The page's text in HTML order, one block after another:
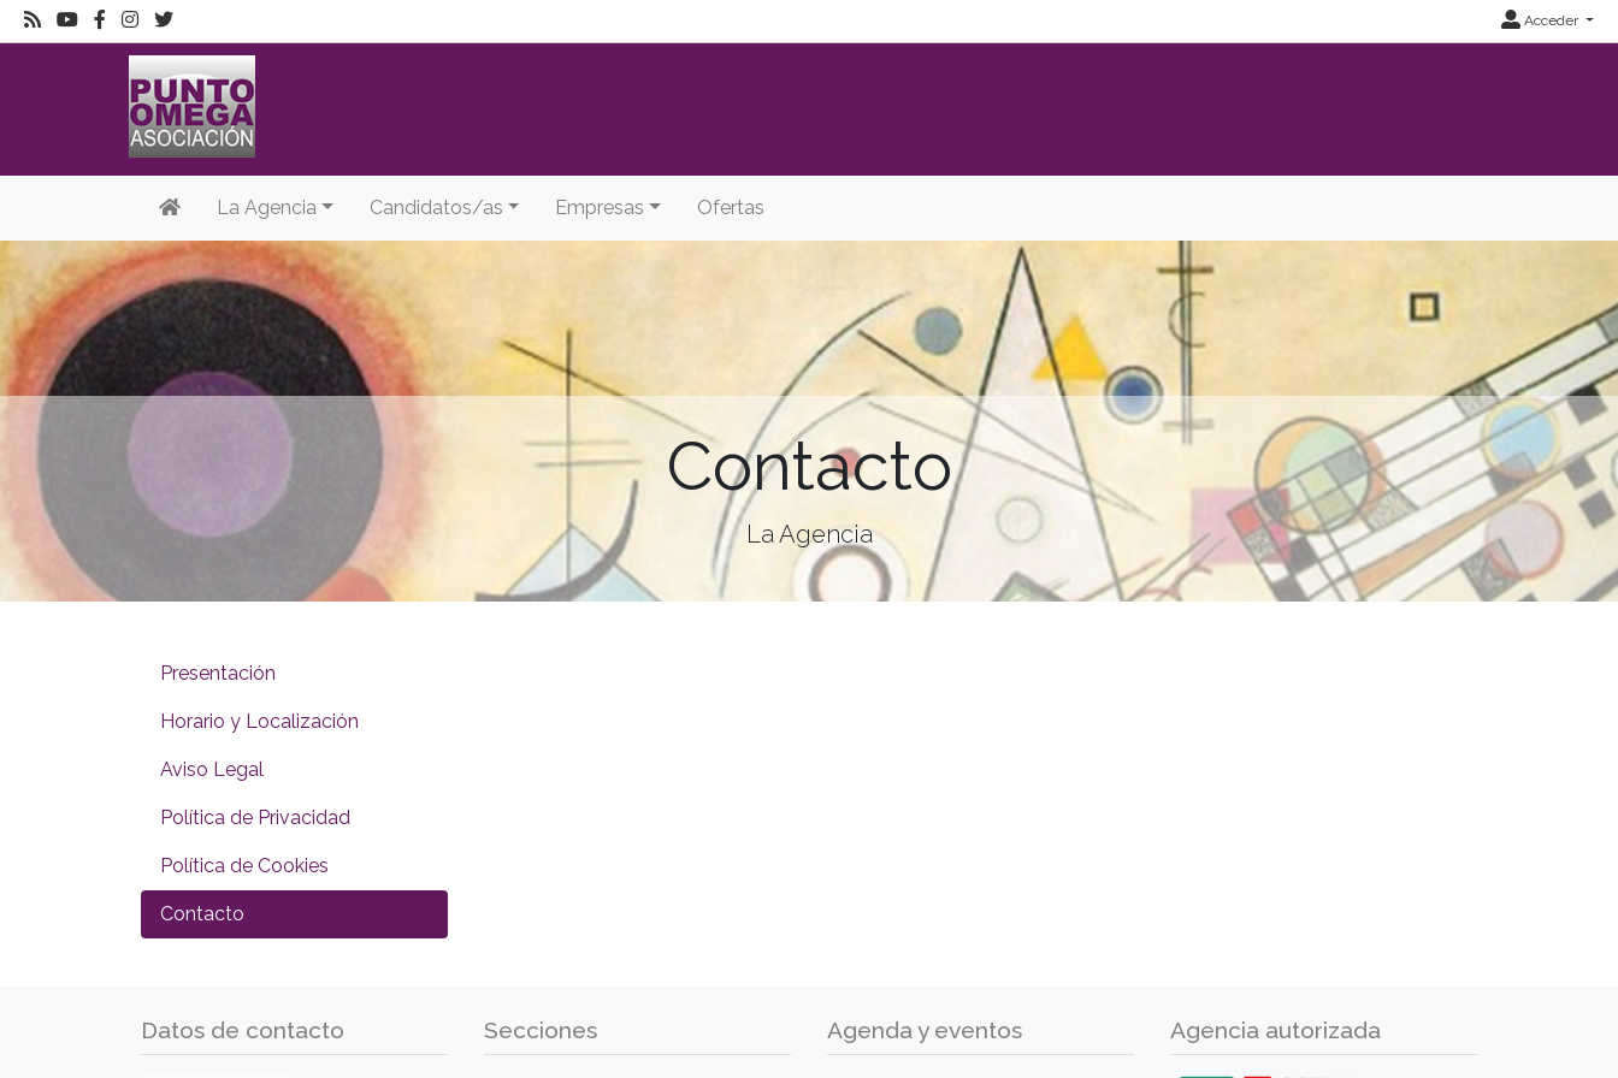
Acceder
La Agencia Candidatos/as Empresas Ofertas
Contacto
La Agencia
Presentación
Horario y Localización
Aviso Legal
Política de Privacidad
Política de Cookies
Contacto
Datos de contacto Secciones Agenda y eventos Agencia autorizada